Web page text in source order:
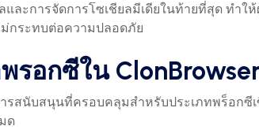
ละการจัดการโซเชียลมีเดียในท้ายที่สุด ทำใ
ม่กระทบต่อความปลอดภัย
รอกซีใน
รสนับสนุนที่ครอบคลุมสำหรับประเภทพร็อกซี
ด